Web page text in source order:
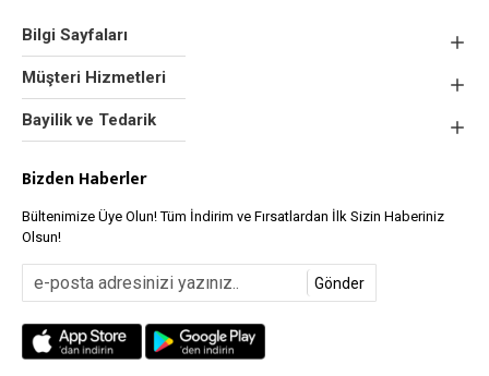
Bilgi Sayfaları
Müşteri Hizmetleri
Bayilik ve Tedarik
Bizden Haberler
Bültenimize Üye Olun! Tüm İndirim ve Fırsatlardan İlk Sizin Haberiniz
Olsun!
Gönder